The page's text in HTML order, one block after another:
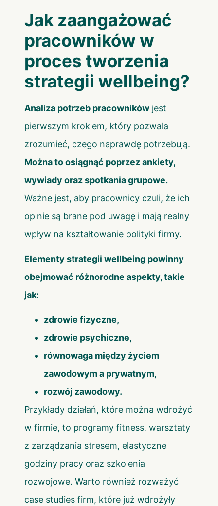
Jak zaangażować
pracowników w
proces tworzenia
strategii wellbeing?
Analiza potrzeb pracowników jest
pierwszym krokiem, który pozwala
zrozumieć, czego naprawdę potrzebują.
Można to osiągnąć poprzez ankiety,
wywiady oraz spotkania grupowe.
Ważne jest, aby pracownicy czuli, że ich
opinie są brane pod uwagę i mają realny
wpływ na kształtowanie polityki firmy.
Elementy strategii wellbeing powinny
obejmować różnorodne aspekty, takie
jak:
zdrowie fizyczne,
zdrowie psychiczne,
równowaga między życiem
zawodowym a prywatnym,
rozwój zawodowy.
Przykłady działań, które można wdrożyć
w firmie, to programy fitness, warsztaty
z zarządzania stresem, elastyczne
godziny pracy oraz szkolenia
rozwojowe. Warto również rozważyć
case studies firm, które już wdrożyły